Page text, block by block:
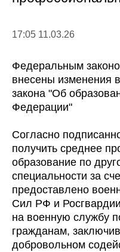
17:05 11.03.26
Федеральным
внесены изменения
закона "Об
Федерации"
Согласно
получить среднее
образование по
специальности за
предоставлено
Сил РФ и
на военную службу
гражданам,
добровольном